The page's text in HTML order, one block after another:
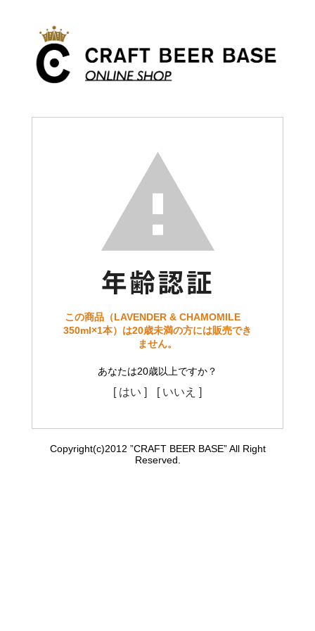
この商品（LAVENDER & CHAMOMILE
350ml×1本）は20歳未満の方には販売でき
ません。
あなたは20歳以上ですか？
[ はい ] [ いいえ ]
Copyright(c)2012 ”CRAFT BEER BASE” All Right
Reserved.